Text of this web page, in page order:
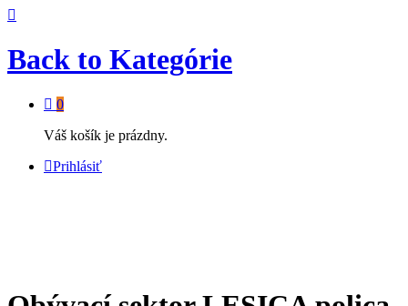
Back to Kategórie
0
Váš košík je prázdny.
Prihlásiť